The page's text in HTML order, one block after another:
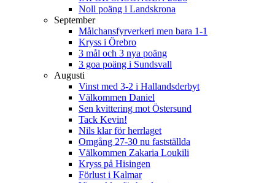
Noll poäng i Landskrona
September
Målchansfyrverkeri men bara 1-1
Kryss i Örebro
3 mål och 3 nya poäng
3 goa poäng i Sundsvall
Augusti
Vinst med 3-2 i Hallandsderbyt
Välkommen Daniel
Sen kvittering mot Östersund
Tack Kevin!
Nils klar för herrlaget
Omgång 27-30 nu fastställda
Välkommen Zakaria Loukili
Kryss på Hisingen
Förlust i Kalmar